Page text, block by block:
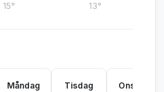
15° 13°
Måndag Tisdag Onsdag